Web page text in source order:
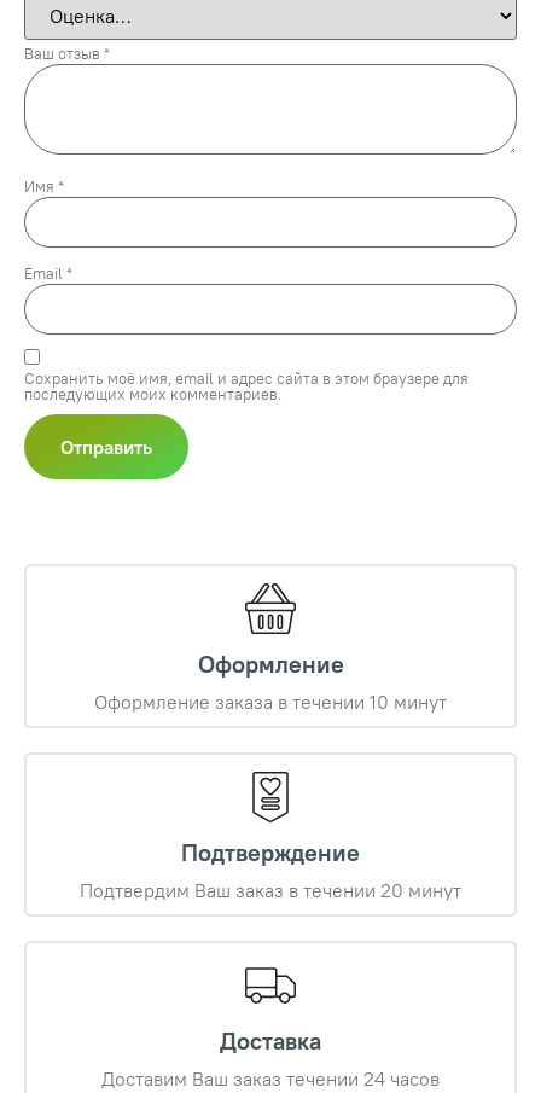
Ваш отзыв *
Имя *
Email *
Сохранить моё имя, email и адрес сайта в этом браузере для
последующих моих комментариев.
Оформление
Оформление заказа в течении 10 минут
Подтверждение
Подтвердим Ваш заказ в течении 20 минут
Доставка
Доставим Ваш заказ течении 24 часов